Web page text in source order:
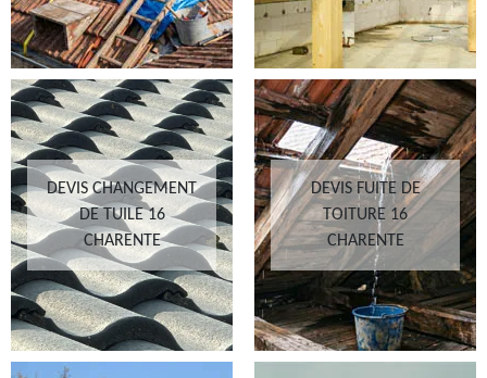
DEVIS CHANGEMENT
DE TUILE 16
CHARENTE
DEVIS FUITE DE
TOITURE 16
CHARENTE